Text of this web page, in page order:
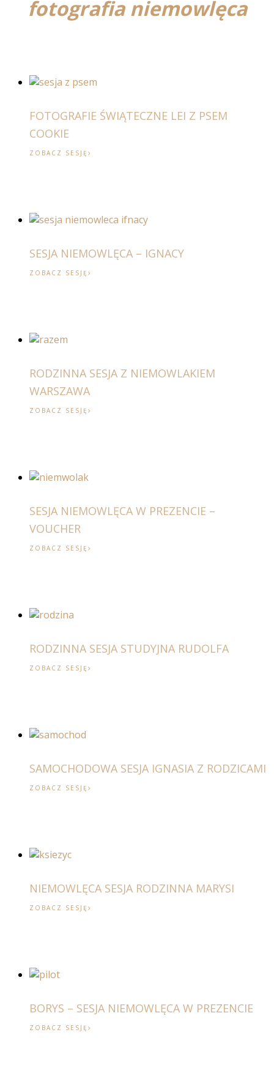
fotografia niemowlęca
FOTOGRAFIE ŚWIĄTECZNE LEI Z PSEM
COOKIE
ZOBACZ SESJĘ
SESJA NIEMOWLĘCA – IGNACY
ZOBACZ SESJĘ
RODZINNA SESJA Z NIEMOWLAKIEM
WARSZAWA
ZOBACZ SESJĘ
SESJA NIEMOWLĘCA W PREZENCIE –
VOUCHER
ZOBACZ SESJĘ
RODZINNA SESJA STUDYJNA RUDOLFA
ZOBACZ SESJĘ
SAMOCHODOWA SESJA IGNASIA Z RODZICAMI
ZOBACZ SESJĘ
NIEMOWLĘCA SESJA RODZINNA MARYSI
ZOBACZ SESJĘ
BORYS – SESJA NIEMOWLĘCA W PREZENCIE
ZOBACZ SESJĘ